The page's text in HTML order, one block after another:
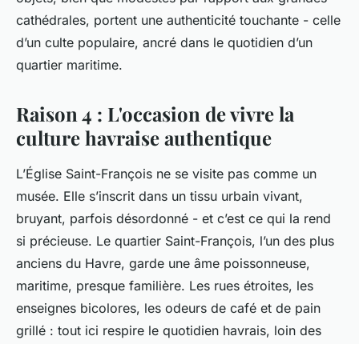
cathédrales, portent une authenticité touchante - celle
d’un culte populaire, ancré dans le quotidien d’un
quartier maritime.
Raison 4 : L'occasion de vivre la
culture havraise authentique
L’Église Saint-François ne se visite pas comme un
musée. Elle s’inscrit dans un tissu urbain vivant,
bruyant, parfois désordonné - et c’est ce qui la rend
si précieuse. Le quartier Saint-François, l’un des plus
anciens du Havre, garde une âme poissonneuse,
maritime, presque familière. Les rues étroites, les
enseignes bicolores, les odeurs de café et de pain
grillé : tout ici respire le quotidien havrais, loin des